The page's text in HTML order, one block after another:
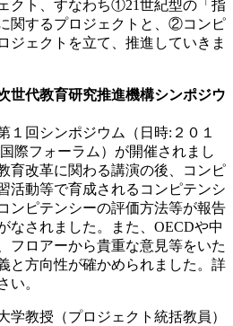
クト、すなわち①21世紀型の「指
関するプロジェクトと、②コンピ
ジェクトを立て、推進していきま
世代教育研究推進機構シンポジウ
回シンポジウム（日時:２０１
際フォーラム）が開催されまし
育改革に関わる講演の後、コンピ
活動等で育成されるコンピテンシ
ンピテンシーの評価方法等が報告
なされました。また、OECDや中
フロアーから貴重な意見等をいた
と方向性が確かめられました。詳
い。
学教授（プロジェクト統括教員）